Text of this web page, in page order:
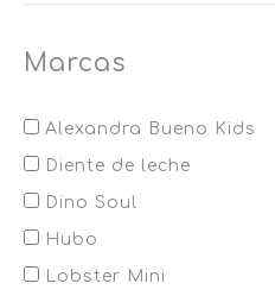
Rosado
Verde
Marcas
Alexandra Bueno Kids
Diente de leche
Dino Soul
Hubo
Lobster Mini